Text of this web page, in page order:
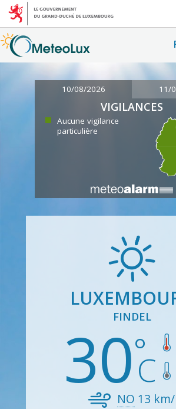
10/08/2026 11/
VIGILANCES
Aucune vigilance
particulière
FINDEL
30
NO 13